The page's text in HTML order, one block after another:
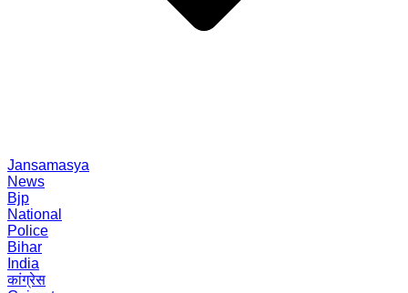
Jansamasya
News
Bjp
National
Police
Bihar
India
कांग्रेस